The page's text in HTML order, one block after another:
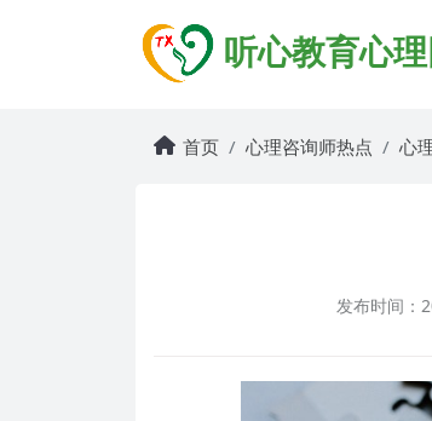
听心教育心
首页 心理咨询师热点 心
发布时间：